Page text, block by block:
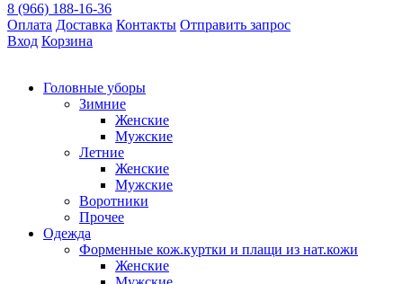
8 (966) 188-16-36
Оплата Доставка Контакты Отправить запрос
Вход Корзина
Головные уборы
Зимние
Женские
Мужские
Летние
Женские
Мужские
Воротники
Прочее
Одежда
Форменные кож.куртки и плащи из нат.кожи
Женские